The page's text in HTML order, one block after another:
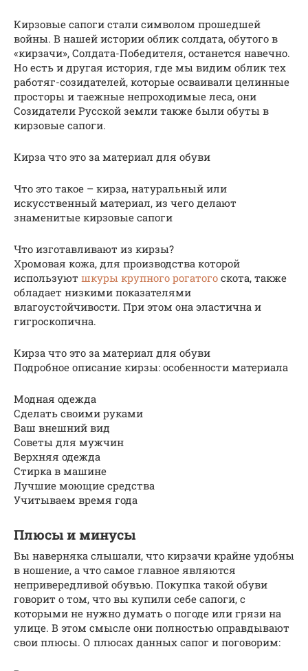
Кирзовые сапоги стали символом прошедшей
войны. В нашей истории облик солдата, обутого в
«кирзачи», Солдата-Победителя, останется навечно.
Но есть и другая история, где мы видим облик тех
работяг-созидателей, которые осваивали целинные
просторы и таежные непроходимые леса, они
Созидатели Русской земли также были обуты в
кирзовые сапоги.
Кирза что это за материал для обуви
Что это такое – кирза, натуральный или
искусственный материал, из чего делают
знаменитые кирзовые сапоги
Что изготавливают из кирзы?
Хромовая кожа, для производства которой
используют шкуры крупного рогатого скота, также
обладает низкими показателями
влагоустойчивости. При этом она эластична и
гигроскопична.
Кирза что это за материал для обуви
Подробное описание кирзы: особенности материала
Модная одежда
Сделать своими руками
Ваш внешний вид
Советы для мужчин
Верхняя одежда
Стирка в машине
Лучшие моющие средства
Учитываем время года
Плюсы и минусы
Вы наверняка слышали, что кирзачи крайне удобны
в ношение, а что самое главное являются
непривередливой обувью. Покупка такой обуви
говорит о том, что вы купили себе сапоги, с
которыми не нужно думать о погоде или грязи на
улице. В этом смысле они полностью оправдывают
свои плюсы. О плюсах данных сапог и поговорим: